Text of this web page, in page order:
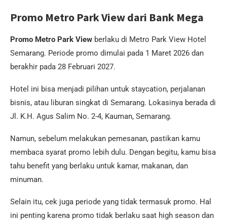
Promo Metro Park View dari Bank Mega
Promo Metro Park View berlaku di Metro Park View Hotel
Semarang. Periode promo dimulai pada 1 Maret 2026 dan
berakhir pada 28 Februari 2027.
Hotel ini bisa menjadi pilihan untuk staycation, perjalanan
bisnis, atau liburan singkat di Semarang. Lokasinya berada di
Jl. K.H. Agus Salim No. 2-4, Kauman, Semarang.
Namun, sebelum melakukan pemesanan, pastikan kamu
membaca syarat promo lebih dulu. Dengan begitu, kamu bisa
tahu benefit yang berlaku untuk kamar, makanan, dan
minuman.
Selain itu, cek juga periode yang tidak termasuk promo. Hal
ini penting karena promo tidak berlaku saat high season dan